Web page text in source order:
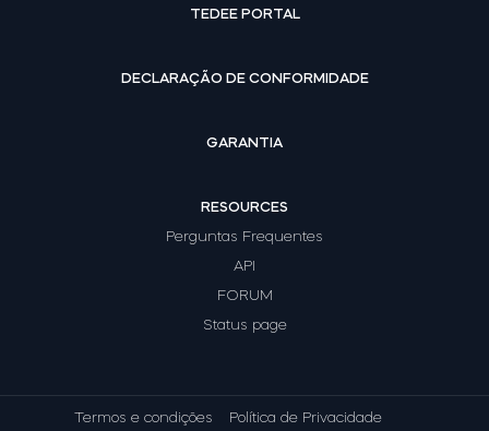
TEDEE PORTAL
DECLARAÇÃO DE CONFORMIDADE
GARANTIA
RESOURCES
Perguntas Frequentes
API
FORUM
Status page
Termos e condições Política de Privacidade